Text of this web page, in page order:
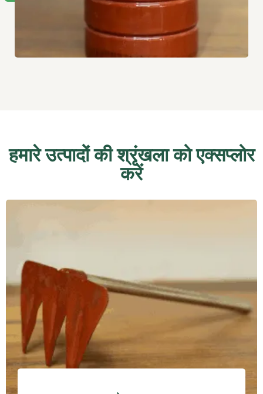
हमारे उत्पादों की श्रृंखला को एक्सप्लोर
करें